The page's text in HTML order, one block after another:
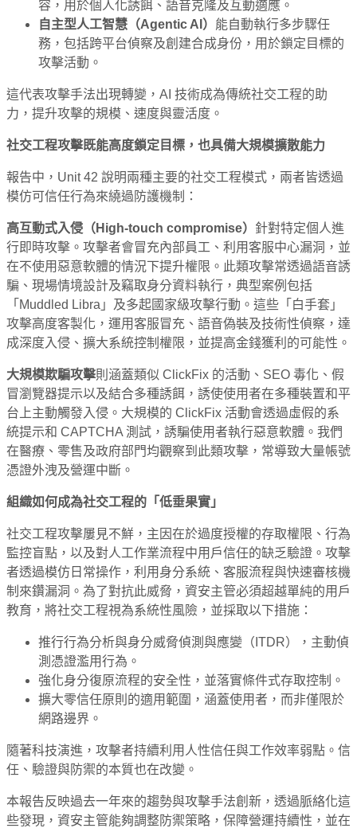
容，用於個人化誘餌、語音克隆及互動適應。
自主型人工智慧（Agentic AI ） 能自動執行多步驟任
務，包括跨平台偵察及創建合成身份，用於鎖定目標的
攻擊活動。
這代表攻擊手法出現轉變，AI 技術成為傳統社交工程的助
力，提升攻擊的規模、速度與靈活度。
社交工程攻擊既能高度鎖定目標，也具備大規模擴散能力
報告中，Unit 42 說明兩種主要的社交工程模式，兩者皆透過
模仿可信任行為來繞過防護機制：
高互動式入侵（ High-touch compromise） 針對特定個人進
行即時攻擊。攻擊者會冒充內部員工、利用客服中心漏洞，並
在不使用惡意軟體的情況下提升權限。此類攻擊常透過語音誘
騙、現場情境設計及竊取身分資料執行，典型案例包括
「Muddled Libra」及多起國家級攻擊行動。這些「白手套」
攻擊高度客製化，運用客服冒充、語音偽裝及技術性偵察，達
成深度入侵、擴大系統控制權限，並提高金錢獲利的可能性。
大規模欺騙攻擊則涵蓋類似 ClickFix 的活動、SEO 毒化、假
冒瀏覽器提示以及結合多種誘餌，誘使使用者在多種裝置和平
台上主動觸發入侵。大規模的 ClickFix 活動會透過虛假的系
統提示和 CAPTCHA 測試，誘騙使用者執行惡意軟體。我們
在醫療、零售及政府部門均觀察到此類攻擊，常導致大量帳號
憑證外洩及營運中斷。
組織如何成為社交工程的「低垂果實」
社交工程攻擊屢見不鮮，主因在於過度授權的存取權限、行為
監控盲點，以及對人工作業流程中用戶信任的缺乏驗證。攻擊
者透過模仿日常操作，利用身分系統、客服流程與快速審核機
制來鑽漏洞。為了對抗此威脅，資安主管必須超越單純的用戶
教育，將社交工程視為系統性風險，並採取以下措施：
推行行為分析與身分威脅偵測與應變（ITDR），主動偵
測憑證濫用行為。
強化身分復原流程的安全性，並落實條件式存取控制。
擴大零信任原則的適用範圍，涵蓋使用者，而非僅限於
網路邊界。
隨著科技演進，攻擊者持續利用人性信任與工作效率弱點。信
任、驗證與防禦的本質也在改變。
本報告反映過去一年來的趨勢與攻擊手法創新，透過脈絡化這
些發現，資安主管能夠調整防禦策略，保障營運持續性，並在